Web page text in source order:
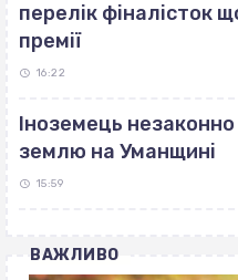
перелік фіналісток
премії
16:22
Іноземець
землю на Уманщині
15:59
ВАЖЛИВО